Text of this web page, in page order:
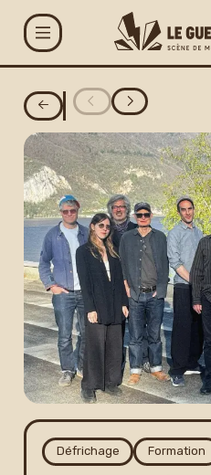
Aller au contenu principal
Défrichage Formation
Agenda
Projets
Le
Accueil et
pratiques
Actualités
Espace artistes
Carte G+ et Studio+
Newsletter